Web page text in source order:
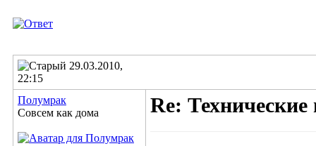
29.03.2010,
22:15
Полумрак
Совсем как дома
Re: